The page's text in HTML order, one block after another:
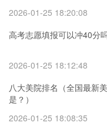
2026-01-25 18:20:08
高考志愿填报可以冲40分
2026-01-25 18:12:48
八大美院排名（全国最新
是？）
2026-01-25 18:08:35